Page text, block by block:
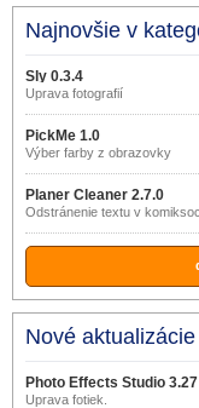
Najnovšie v
Sly 0.3.4
Úprava fotografií
PickMe 1.0
Výber farby z obrazovky
Planer Cleaner 2.7.0
Odstránenie textu v
Nové aktualizácie
Photo Effects Studio 3.27
Úprava fotiek.